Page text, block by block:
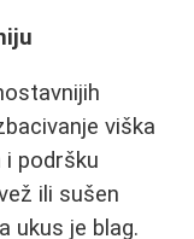
viška
i podršku
ili sušen
ukus je blag.